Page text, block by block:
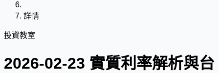
詳情
投資教室
2026-02-23 實質利率解析與台